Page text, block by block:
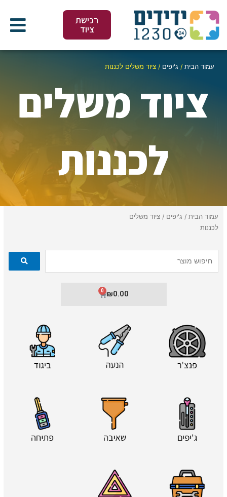
לתוכן
רכישת
ציוד
עמוד הבית / ג'יפים / ציוד משלים לכננות
ציוד משלים
לכננות
עמוד הבית / ג'יפים / ציוד משלים
לכננות
₪0.00
0 עגלת